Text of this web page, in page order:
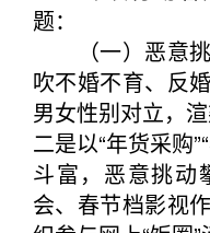
题：
（一）恶意挑
吹不婚不育、反
男女性别对立，渲
二是以“年货采购
斗富，恶意挑动
会、春节档影视